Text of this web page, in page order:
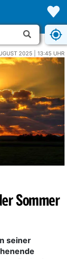
2025 | 13:45 UHR
Sommer
seiner